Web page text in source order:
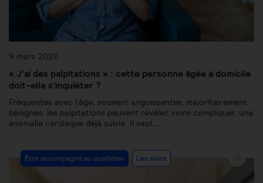
9 mars 2020
« J’ai des palpitations » : cette personne âgée à domicile
doit-elle s’inquiéter ?
Fréquentes avec l'âge, souvent angoissantes, majoritairement
bénignes, les palpitations peuvent révéler, voire compliquer, une
anomalie cardiaque déjà suivie. Il vaut…
Être accompagné au quotidien Les soins